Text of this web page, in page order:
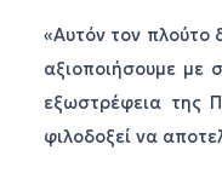
«Αυτόν τον πλούτο
αξιοποιήσουμε με
εξωστρέφεια της
φιλοδοξεί να